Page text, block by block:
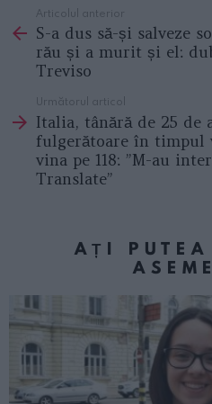
more
Articolul anterior
S-a dus să-și salveze
rău și a murit și el:
Treviso
Următorul articol
Italia, tânără de 25 de
fulgerătoare în timpul
vina pe 118: ”M-au
Translate”
AȚI